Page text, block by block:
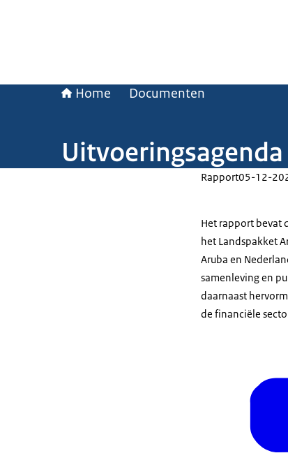
Home Documenten
Rapport05-12-
Het rapport bevat
het Landspakket
Aruba en
samenleving en
daarnaast
de financiële